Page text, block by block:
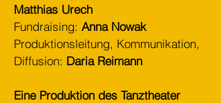
Matthias Urech
Fundraising: Anna Nowak
Produktionsleitung, Kommunikation,
Diffusion: Daria Reimann
Eine Produktion des Tanztheater